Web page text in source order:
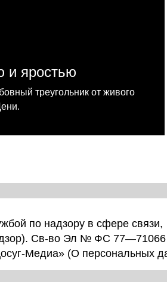
и яростью
треугольник от живого
по надзору в сфере связи,
Св-во Эл № ФС 77—71066
Медиа» (О персональных